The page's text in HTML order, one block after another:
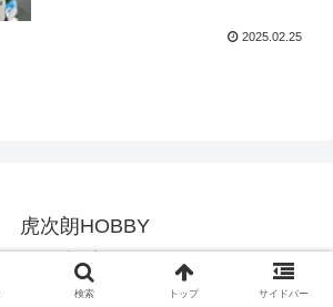
2025.02.25
虎次朗HOBBY
検索 トップ サイドバー